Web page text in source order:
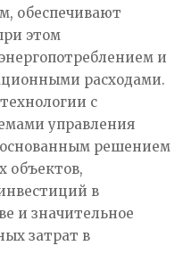
обеспечивают
этом
и
расходами.
с
управления
решением
объектов,
в
и значительное
затрат в